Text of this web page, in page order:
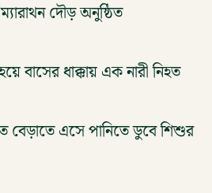
দৌড় অনুষ্ঠিত
বাসের ধাক্কায় এক নারী নিহত
বেড়াতে এসে পানিতে ডুবে শিশুর